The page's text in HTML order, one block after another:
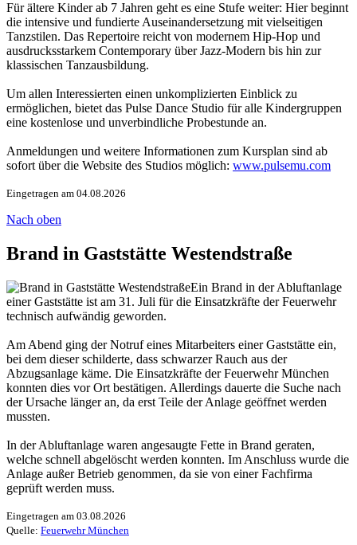
Für ältere Kinder ab 7 Jahren geht es eine Stufe weiter: Hier beginnt
die intensive und fundierte Auseinandersetzung mit vielseitigen
Tanzstilen. Das Repertoire reicht von modernem Hip-Hop und
ausdrucksstarkem Contemporary über Jazz-Modern bis hin zur
klassischen Tanzausbildung.
Um allen Interessierten einen unkomplizierten Einblick zu
ermöglichen, bietet das Pulse Dance Studio für alle Kindergruppen
eine kostenlose und unverbindliche Probestunde an.
Anmeldungen und weitere Informationen zum Kursplan sind ab
sofort über die Website des Studios möglich: www.pulsemu.com
Eingetragen am 04.08.2026
Nach oben
Brand in Gaststätte Westendstraße
Ein Brand in der Abluftanlage
einer Gaststätte ist am 31. Juli für die Einsatzkräfte der Feuerwehr
technisch aufwändig geworden.
Am Abend ging der Notruf eines Mitarbeiters einer Gaststätte ein,
bei dem dieser schilderte, dass schwarzer Rauch aus der
Abzugsanlage käme. Die Einsatzkräfte der Feuerwehr München
konnten dies vor Ort bestätigen. Allerdings dauerte die Suche nach
der Ursache länger an, da erst Teile der Anlage geöffnet werden
mussten.
In der Abluftanlage waren angesaugte Fette in Brand geraten,
welche schnell abgelöscht werden konnten. Im Anschluss wurde die
Anlage außer Betrieb genommen, da sie von einer Fachfirma
geprüft werden muss.
Eingetragen am 03.08.2026
Quelle: Feuerwehr München